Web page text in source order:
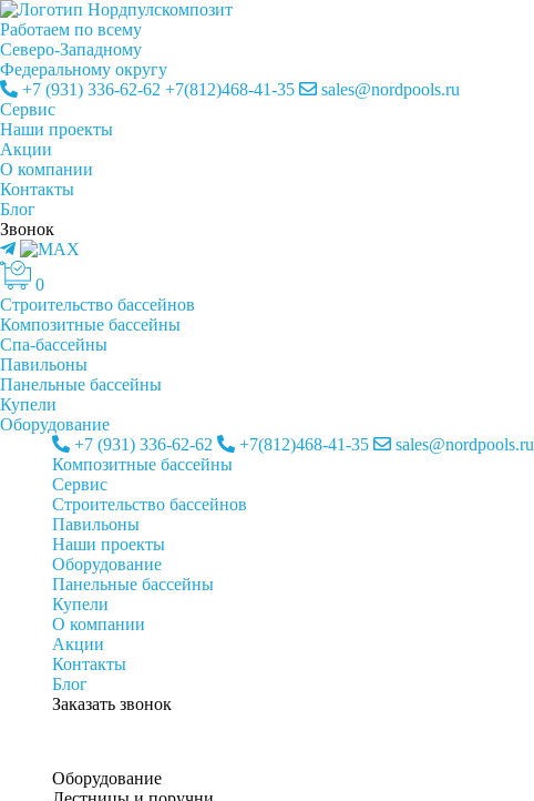
Работаем по всему
Cеверо-Западному
Федеральному округу
+7 (931) 336-62-62 +7(812)468-41-35
sales@nordpools.ru
Cервис
Наши проекты
Акции
О компании
Контакты
Блог
Звонок
0
Строительство бассейнов
Композитные бассейны
Спа-бассейны
Павильоны
Панельные бассейны
Купели
Оборудование
+7 (931) 336-62-62
+7(812)468-41-35
sales@nordpools.ru
Композитные бассейны
Cервис
Строительство бассейнов
Павильоны
Наши проекты
Оборудование
Панельные бассейны
Купели
О компании
Акции
Контакты
Блог
Заказать звонок
Оборудование